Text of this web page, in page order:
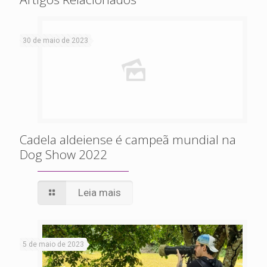
30 de maio de 2023
Cadela aldeiense é campeã mundial na
Dog Show 2022
Leia mais
5 de maio de 2023